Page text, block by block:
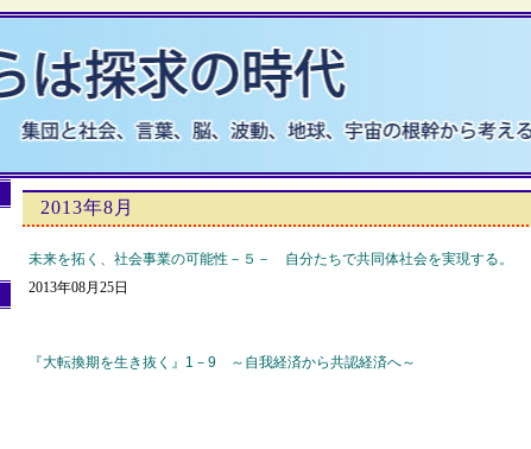
2013年8月
未来を拓く、社会事業の可能性－５－ 自分たちで共同体社会を実現する。
2013年08月25日
『大転換期を生き抜く』1－9 ～自我経済から共認経済へ～